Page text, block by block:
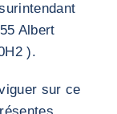
Albert
).
sur ce